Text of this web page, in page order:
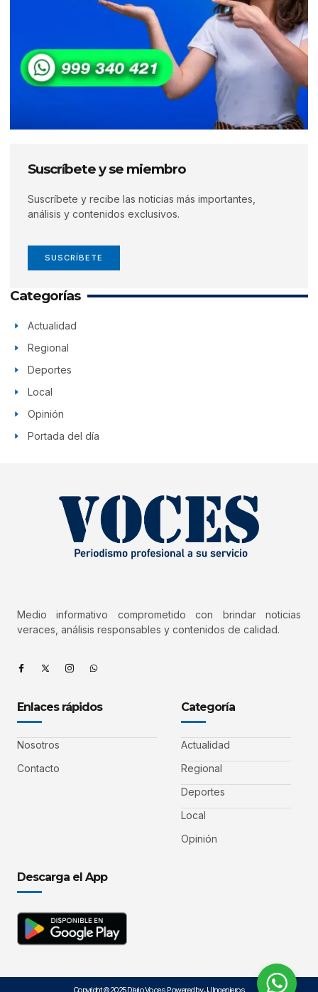
Suscríbete y se miembro
Suscríbete y recibe las noticias más importantes,
análisis y contenidos exclusivos.
SUSCRÍBETE
Categorías
Actualidad
Regional
Deportes
Local
Opinión
Portada del día
Medio informativo comprometido con brindar noticias
veraces, análisis responsables y contenidos de calidad.
Enlaces rápidos
Nosotros
Contacto
Categoría
Actualidad
Regional
Deportes
Local
Opinión
Descarga el App